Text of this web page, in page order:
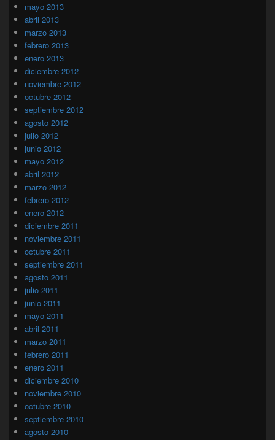
mayo 2013
abril 2013
marzo 2013
febrero 2013
enero 2013
diciembre 2012
noviembre 2012
octubre 2012
septiembre 2012
agosto 2012
julio 2012
junio 2012
mayo 2012
abril 2012
marzo 2012
febrero 2012
enero 2012
diciembre 2011
noviembre 2011
octubre 2011
septiembre 2011
agosto 2011
julio 2011
junio 2011
mayo 2011
abril 2011
marzo 2011
febrero 2011
enero 2011
diciembre 2010
noviembre 2010
octubre 2010
septiembre 2010
agosto 2010